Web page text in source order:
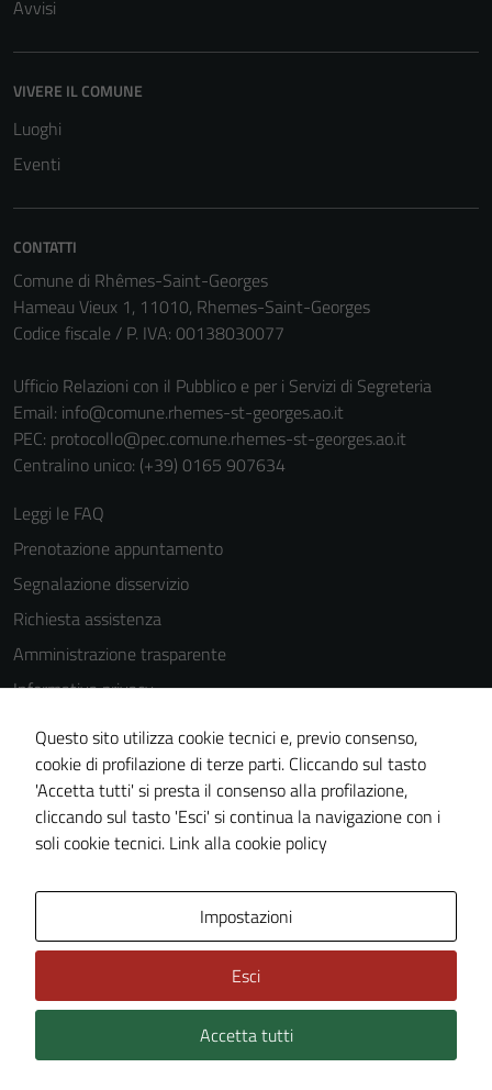
Avvisi
VIVERE IL COMUNE
Luoghi
Eventi
CONTATTI
Comune di Rhêmes-Saint-Georges
Hameau Vieux 1, 11010, Rhemes-Saint-Georges
Codice fiscale / P. IVA: 00138030077
Ufficio Relazioni con il Pubblico e per i Servizi di Segreteria
Email: info@comune.rhemes-st-georges.ao.it
PEC: protocollo@pec.comune.rhemes-st-georges.ao.it
Centralino unico: (+39) 0165 907634
Leggi le FAQ
Prenotazione appuntamento
Segnalazione disservizio
Richiesta assistenza
Amministrazione trasparente
Informativa privacy
Cookie Policy
Note legali
Dichiarazione di accessibilità
Piano di miglioramento del sito
Technical Design s.r.l.
Questo sito utilizza cookie tecnici e, previo consenso,
cookie di profilazione di terze parti. Cliccando sul tasto
'Accetta tutti' si presta il consenso alla profilazione,
cliccando sul tasto 'Esci' si continua la navigazione con i
soli cookie tecnici. Link alla cookie policy
Impostazioni
Esci
Accetta tutti
funzionamento
del sito e non
possono
essere
disabilitati.
Questi cookie
informazioni
personali.